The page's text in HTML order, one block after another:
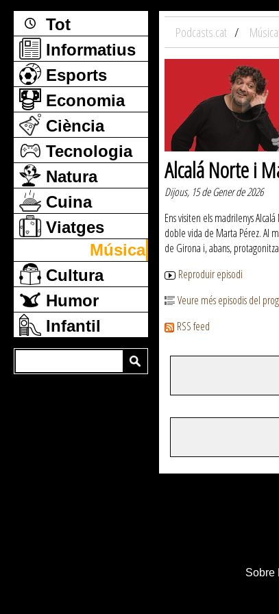
Tot
Informatius
Esports
Economia
Ciència
Tecnologia
Natura
Cuina
Viatges
Música
Cultura
Humor
Infantil
Podcasts.cat Música
Alcalá Norte i
Dijous, 15 de Gener de 2026
Ens visiten els madrilenys
doble vida de Marta Pérez. Al
de Girona i, abans,
Reproduir episodi
Veure més episodis del
RSS feed
Sobre